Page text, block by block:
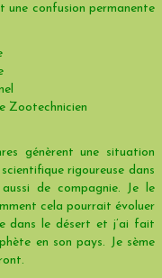
une confusion permanente
Zootechnicien
génèrent une situation
rigoureuse dans
de compagnie. Je le
cela pourrait évoluer
dans le désert et j’ai fait
en son pays. Je sème